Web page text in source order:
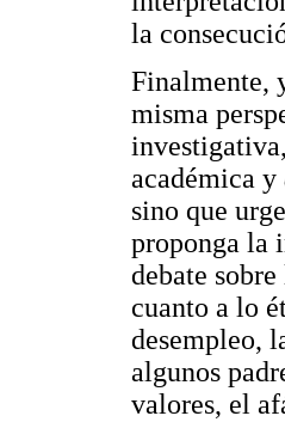
la
Finalmente,
misma
académica y
sino que
proponga la
debate
cuanto a lo
desempleo,
algunos
valores, el